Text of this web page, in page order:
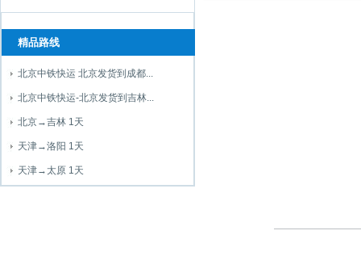
精品路线
北京中铁快运 北京发货到成都...
北京中铁快运-北京发货到吉林...
北京→吉林 1天
天津→洛阳 1天
天津→太原 1天